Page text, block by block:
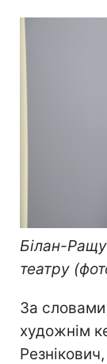
Білан-
театру
За
художнім